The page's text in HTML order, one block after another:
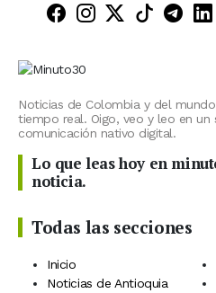
Minuto30 en
Minuto30 en
Minuto30
Noticias de Colombia y del
tiempo real. Oigo, veo y leo en un
comunicación nativo digital.
Lo que leas hoy en
noticia.
Todas las secciones
Inicio
Noticias de Antioquia